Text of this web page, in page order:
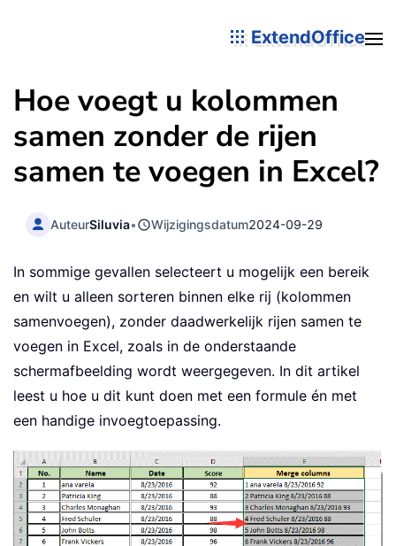
ExtendOffice
Hoe voegt u kolommen
samen zonder de rijen
samen te voegen in Excel?
AuteurSiluvia• Wijzigingsdatum2024-09-29
In sommige gevallen selecteert u mogelijk een bereik
en wilt u alleen sorteren binnen elke rij (kolommen
samenvoegen), zonder daadwerkelijk rijen samen te
voegen in Excel, zoals in de onderstaande
schermafbeelding wordt weergegeven. In dit artikel
leest u hoe u dit kunt doen met een formule én met
een handige invoegtoepassing.